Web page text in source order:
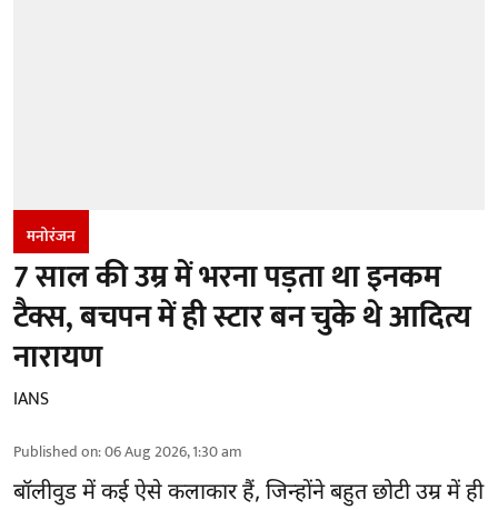
मनोरंजन
7 साल की उम्र में भरना पड़ता था इनकम
टैक्स, बचपन में ही स्टार बन चुके थे आदित्य
नारायण
IANS
Published on:06 Aug 2026, 1:30 am
बॉलीवुडमें कई ऐसे कलाकार हैं, जिन्होंने बहुत छोटी उम्र में ही